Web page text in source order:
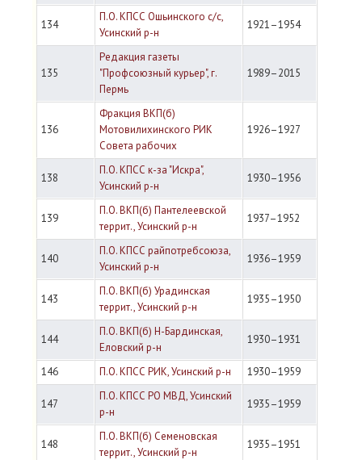
134
П.О. КПСС Ошьинского с/с,
Усинский р-н
1921–1954
135
Редакция газеты
"Профсоюзный курьер", г.
Пермь
1989–2015
136
Фракция ВКП(б)
Мотовилихинского РИК
Совета рабочих
1926–1927
138
П.О. КПСС к-за "Искра",
Усинский р-н
1930–1956
139
П.О. ВКП(б) Пантелеевской
террит., Усинский р-н
1937–1952
140
П.О. КПСС райпотребсоюза,
Усинский р-н
1936–1959
143
П.О. ВКП(б) Урадинская
террит., Усинский р-н
1935–1950
144
П.О. ВКП(б) Н-Бардинская,
Еловский р-н
1930–1931
146 П.О. КПСС РИК, Усинский р-н 1930–1959
147
П.О. КПСС РО МВД, Усинский
р-н
1935–1959
148
П.О. ВКП(б) Семеновская
террит., Усинский р-н
1935–1951